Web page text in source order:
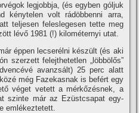
legjobbja, (és egyben góljuk
kénytelen volt rádöbbenni arra,
teljesen feleslegesen tette meg
lévő 1981 (!) kilométernyi utat.
éppen lecserélni készült (és aki
szerzett felejthetetlen „löbbölős”
avanzsált) 25 perc alatt
még Fazekasnak is befért egy
véget vetett a mérkőzésnek, a
szinte már az Ezüstcsapat egy-
emlékeztetett.